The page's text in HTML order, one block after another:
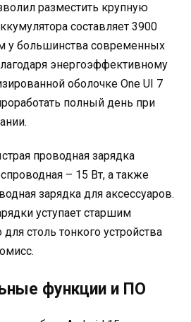
разместить крупную
составляет 3900
у большинства современных
энергоэффективному
оболочке One UI 7
полный день при
проводная зарядка
– 15 Вт, а также
зарядка для аксессуаров.
уступает старшим
столь тонкого устройства
функции и ПО